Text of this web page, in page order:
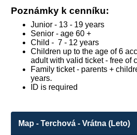
Poznámky k cenníku:
Junior - 13 - 19 years
Senior - age 60 +
Child - 7 - 12 years
Children up to the age of 6
adult with valid ticket - free of
Family ticket - parents +
years.
ID is required
Map - Terchová - Vrátna (Leto)